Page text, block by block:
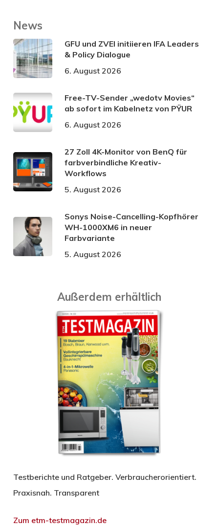
News
GFU und ZVEI initiieren IFA Leaders
& Policy Dialogue
6. August 2026
Free-TV-Sender „wedotv Movies“
ab sofort im Kabelnetz von PŸUR
6. August 2026
27 Zoll 4K-Monitor von BenQ für
farbverbindliche Kreativ-
Workflows
5. August 2026
Sonys Noise-Cancelling-Kopfhörer
WH-1000XM6 in neuer
Farbvariante
5. August 2026
Außerdem erhältlich
Testberichte und Ratgeber. Verbraucherorientiert.
Praxisnah. Transparent
Zum etm-testmagazin.de